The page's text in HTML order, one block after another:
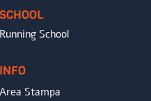
SCHOOL
Running School
INFO
Area Stampa